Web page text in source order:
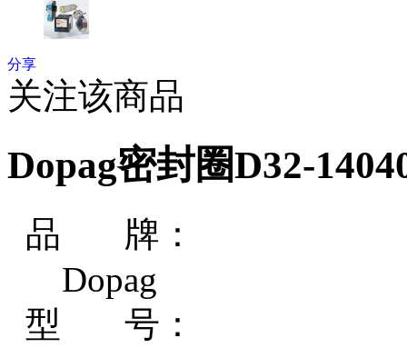
分享
关注该商品
Dopag密封圈D32-
品 牌：
Dopag
型 号：